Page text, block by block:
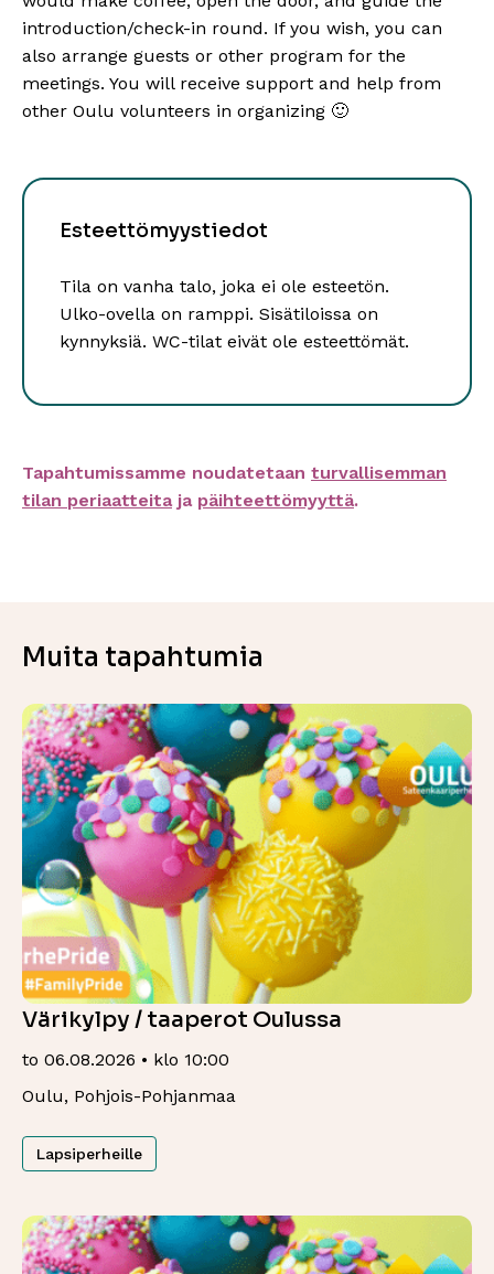
introduction/check-in round. If you wish, you can
also arrange guests or other program for the
meetings. You will receive support and help from
other Oulu volunteers in organizing 🙂
Esteettömyystiedot
Tila on vanha talo, joka ei ole esteetön.
Ulko-ovella on ramppi. Sisätiloissa on
kynnyksiä. WC-tilat eivät ole esteettömät.
Tapahtumissamme noudatetaan turvallisemman
tilan periaatteitaja päihteettömyyttä.
Muita tapahtumia
Värikylpy / taaperot Oulussa
to 06.08.2026 • klo 10:00
Oulu, Pohjois-Pohjanmaa
Lapsiperheille